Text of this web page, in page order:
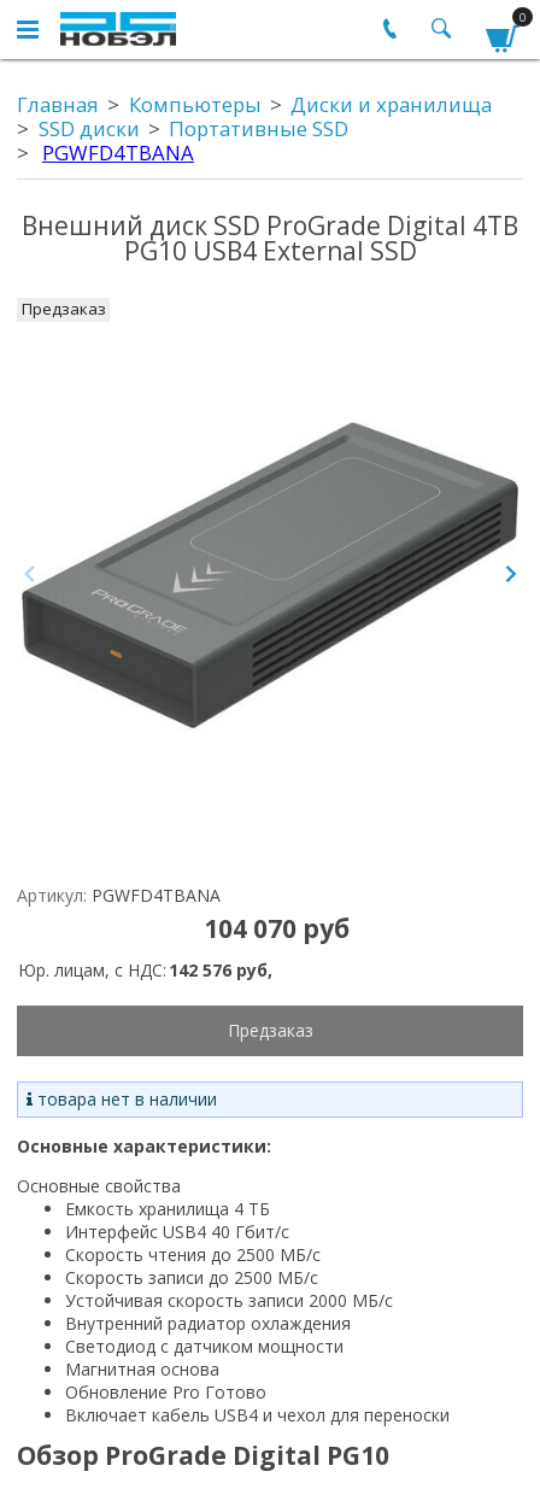
0
Главная Компьютеры
Диски и хранилища
SSD диски
Портативные SSD
PGWFD4TBANA
Внешний диск SSD ProGrade Digital 4TB
PG10 USB4 External SSD
Предзаказ
Артикул: PGWFD4TBANA
104 070 руб
Юр. лицам, с НДС: 142 576 руб,
Предзаказ
товара нет в наличии
Основные характеристики:
Основные свойства
Емкость хранилища 4 ТБ
Интерфейс USB4 40 Гбит/с
Скорость чтения до 2500 МБ/с
Скорость записи до 2500 МБ/с
Устойчивая скорость записи 2000 МБ/с
Внутренний радиатор охлаждения
Светодиод с датчиком мощности
Магнитная основа
Обновление Pro Готово
Включает кабель USB4 и чехол для переноски
Обзор ProGrade Digital PG10